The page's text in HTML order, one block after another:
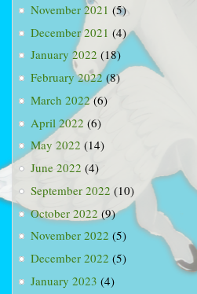
November 2021 (5)
December 2021 (4)
January 2022 (18)
February 2022(8)
March 2022(6)
April 2022 (6)
May 2022 (14)
June 2022 (4)
September 2022 (10)
October 2022 (9)
November 2022 (5)
December 2022 (5)
January 2023 (4)